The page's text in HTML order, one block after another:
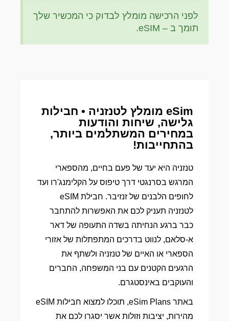
לפני הרכישה מומלץ לבדוק כי המכשיר שלך
תומך ב – eSIM.
eSim מומלץ לטנזניה • חבילות
גלישה, שיחות והודעות
במחירים המשתלמים ביותר,
בהתחייבות!
טנזניה היא יעד של פעם בחיים, מהספארי
המרגש בסרנגטי דרך טיפוס על הקלימנג'רו ועד
לחופים הלבנים של זנזיבר. חבילת eSIM
לטנזניה תעניק לכם את האפשרות להתחבר
כבר ברגע הנחיתה בשדה התעופה של דאר
א-סלאם, לנווט בדרכים המתפתלות של אזורי
הספארי או האיים של טנזניה ולשתף את
הרגעים הקטנים עם בני המשפחה, החברים
והעוקבים באינסטגרם.
באתר eSim Plans, תוכלו למצוא חבילות eSIM
מהירות, יציבות וזולות אשר יסגרו לכם את